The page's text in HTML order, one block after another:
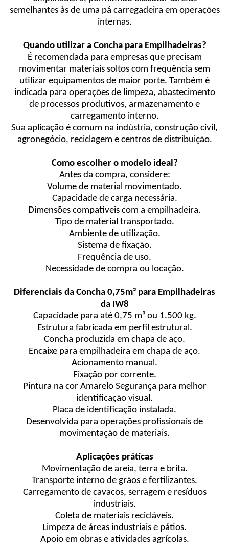
semelhantes às de uma pá carregadeira em operações
internas.
Quando utilizar a Concha para Empilhadeiras?
É recomendada para empresas que precisam
movimentar materiais soltos com frequência sem
utilizar equipamentos de maior porte. Também é
indicada para operações de limpeza, abastecimento
de processos produtivos, armazenamento e
carregamento interno.
Sua aplicação é comum na indústria, construção civil,
agronegócio, reciclagem e centros de distribuição.
Como escolher o modelo ideal?
Antes da compra, considere:
Volume de material movimentado.
Capacidade de carga necessária.
Dimensões compatíveis com a empilhadeira.
Tipo de material transportado.
Ambiente de utilização.
Sistema de fixação.
Frequência de uso.
Necessidade de compra ou locação.
Diferenciais da Concha 0,75m³ para Empilhadeiras
da IW8
Capacidade para até 0,75 m³ ou 1.500 kg.
Estrutura fabricada em perfil estrutural.
Concha produzida em chapa de aço.
Encaixe para empilhadeira em chapa de aço.
Acionamento manual.
Fixação por corrente.
Pintura na cor Amarelo Segurança para melhor
identificação visual.
Placa de identificação instalada.
Desenvolvida para operações profissionais de
movimentação de materiais.
Aplicações práticas
Movimentação de areia, terra e brita.
Transporte interno de grãos e fertilizantes.
Carregamento de cavacos, serragem e resíduos
industriais.
Coleta de materiais recicláveis.
Limpeza de áreas industriais e pátios.
Apoio em obras e atividades agrícolas.